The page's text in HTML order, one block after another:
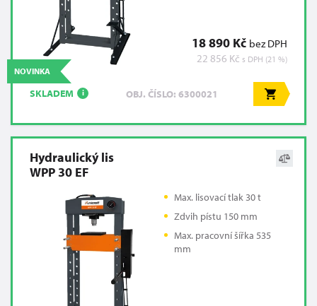
18 890 Kč bez DPH
22 856 Kč s DPH (21 %)
NOVINKA
SKLADEM i OBJ. ČÍSLO: 6300021
Hydraulický lis
WPP 30 EF
Max. lisovací tlak 30 t
Zdvih pístu 150 mm
Max. pracovní šířka 535
mm